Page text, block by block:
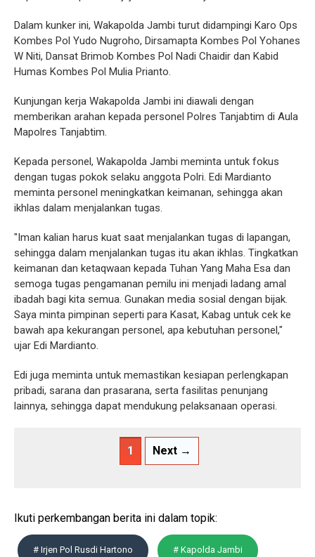
Dalam kunker ini, Wakapolda Jambi turut didampingi Karo Ops
Kombes Pol Yudo Nugroho, Dirsamapta Kombes Pol Yohanes
W Niti, Dansat Brimob Kombes Pol Nadi Chaidir dan Kabid
Humas Kombes Pol Mulia Prianto.
Kunjungan kerja Wakapolda Jambi ini diawali dengan
memberikan arahan kepada personel Polres Tanjabtim di Aula
Mapolres Tanjabtim.
Kepada personel, Wakapolda Jambi meminta untuk fokus
dengan tugas pokok selaku anggota Polri. Edi Mardianto
meminta personel meningkatkan keimanan, sehingga akan
ikhlas dalam menjalankan tugas.
"Iman kalian harus kuat saat menjalankan tugas di lapangan,
sehingga dalam menjalankan tugas itu akan ikhlas. Tingkatkan
keimanan dan ketaqwaan kepada Tuhan Yang Maha Esa dan
semoga tugas pengamanan pemilu ini menjadi ladang amal
ibadah bagi kita semua. Gunakan media sosial dengan bijak.
Saya minta pimpinan seperti para Kasat, Kabag untuk cek ke
bawah apa kekurangan personel, apa kebutuhan personel,"
ujar Edi Mardianto.
Edi juga meminta untuk memastikan kesiapan perlengkapan
pribadi, sarana dan prasarana, serta fasilitas penunjang
lainnya, sehingga dapat mendukung pelaksanaan operasi.
1 Next →
Ikuti perkembangan berita ini dalam topik:
# Irjen Pol Rusdi Hartono # Kapolda Jambi